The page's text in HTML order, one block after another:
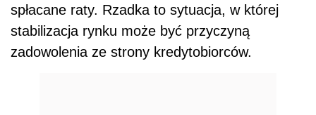
spłacane raty. Rzadka to sytuacja, w której
stabilizacja rynku może być przyczyną
zadowolenia ze strony kredytobiorców.